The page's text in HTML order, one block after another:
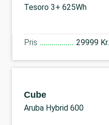
Tesoro 3+ 625Wh
Pris 29999 Kr.
Cube
Aruba Hybrid 600